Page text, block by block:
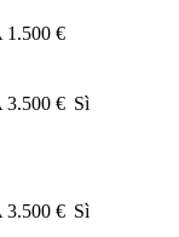
1.500 €
3.500 € Sì
3.500 € Sì